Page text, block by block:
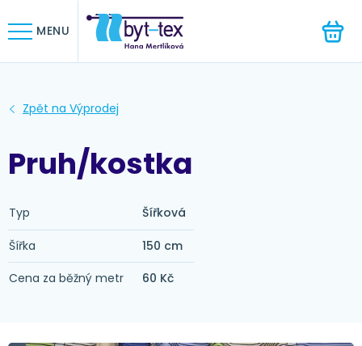
MENU
Pruh/kostka
Typ Šířková
Šířka
150 cm
Cena za běžný metr
60 Kč